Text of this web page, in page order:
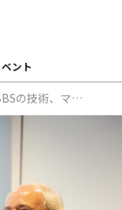
ント
F1を支えるBBSの技術、マグネシウムホイールの進化と挑戦。